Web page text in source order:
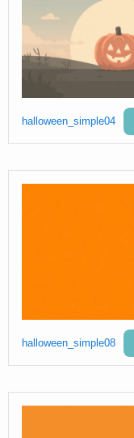
halloween_simple04
halloween_simple08